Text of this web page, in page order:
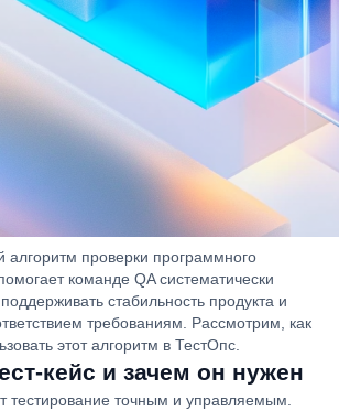
алгоритм проверки программного
команде QA систематически
стабильность продукта и
требованиям. Рассмотрим, как
этот алгоритм в ТестОпс.
кейс и зачем он нужен
тестирование точным и управляемым.